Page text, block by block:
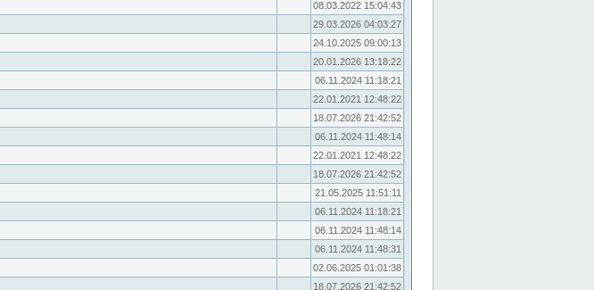
08.03.2022 15:04:43
29.03.2026 04:03:27
24.10.2025 09:00:13
20.01.2026 13:18:22
06.11.2024 11:18:21
22.01.2021 12:48:22
18.07.2026 21:42:52
06.11.2024 11:48:14
22.01.2021 12:48:22
18.07.2026 21:42:52
21.05.2025 11:51:11
06.11.2024 11:18:21
06.11.2024 11:48:14
06.11.2024 11:48:31
02.06.2025 01:01:38
18.07.2026 21:42:52